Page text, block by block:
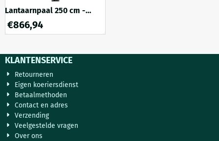
Lantaarnpaal 250 cm -
globe lamp - gietijzer -
zwart
€866,94
KLANTENSERVICE
Retourneren
Eigen koeriersdienst
Betaalmethoden
Contact en adres
Verzending
Veelgestelde vragen
Over ons